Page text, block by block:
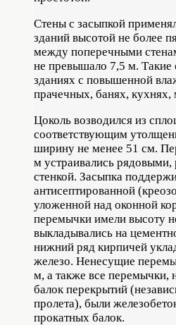
Стены с засыпкой
зданий высотой не более
между поперечными
не превышало 7,5 м. Такие
зданиях с повышенной
прачечных, банях,
Цоколь возводился из
соответствующим
ширину не менее 51 см.
м устраивались
стенкой. Засыпка
антисептированной
уложенной над оконной
перемычки имели высоту
выкладывались на
нижний ряд кирпичей
железо. Ненесущие
м, а также все перемычки,
балок перекрытий
пролета), были
прокатных балок.